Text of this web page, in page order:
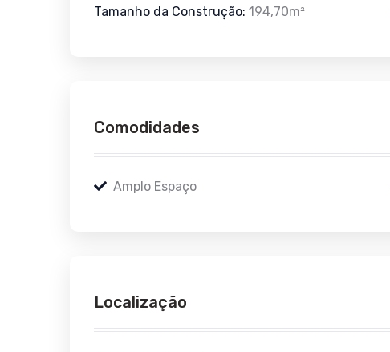
Tamanho da Construção: 194,70m²
Comodidades
Amplo Espaço
Localização